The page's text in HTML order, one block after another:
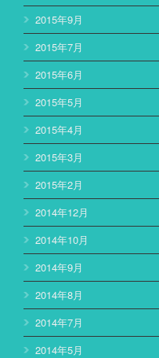
2015年9月
2015年7月
2015年6月
2015年5月
2015年4月
2015年3月
2015年2月
2014年12月
2014年10月
2014年9月
2014年8月
2014年7月
2014年5月